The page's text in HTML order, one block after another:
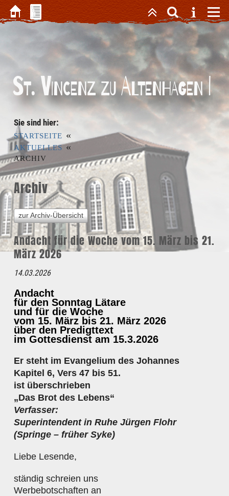
St. Vincenz zu Altenhagen I
Sie sind hier:
STARTSEITE «
AKTUELLES «
ARCHIV
Archiv
zur Archiv-Übersicht
Andacht für die Woche vom 15. März bis 21.
März 2026
14.03.2026
Andacht
für den Sonntag Lätare
und für die Woche
vom 15. März bis 21. März 2026
über den Predigttext
im Gottesdienst am 15.3.2026
Er steht im Evangelium des Johannes
Kapitel 6, Vers 47 bis 51.
ist überschrieben
„Das Brot des Lebens“
Verfasser:
Superintendent in Ruhe Jürgen Flohr
(Springe – früher Syke)
Liebe Lesende,
ständig schreien uns
Werbebotschaften an